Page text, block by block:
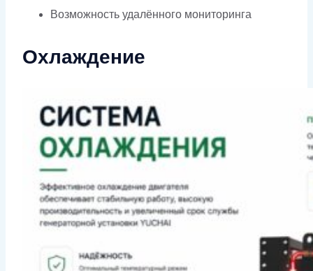
Возможность удалённого мониторинга
Охлаждение